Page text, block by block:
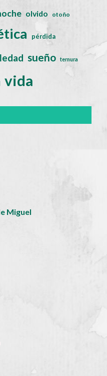
olvido otoño
pérdida
sueño ternura
vida
Miguel